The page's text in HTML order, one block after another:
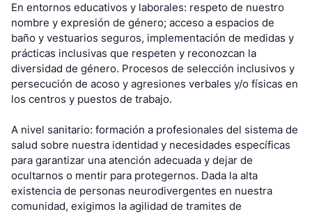
En entornos educativos y laborales: respeto de nuestro
nombre y expresión de género; acceso a espacios de
baño y vestuarios seguros, implementación de medidas y
prácticas inclusivas que respeten y reconozcan la
diversidad de género. Procesos de selección inclusivos y
persecución de acoso y agresiones verbales y/o físicas en
los centros y puestos de trabajo.
A nivel sanitario: formación a profesionales del sistema de
salud sobre nuestra identidad y necesidades específicas
para garantizar una atención adecuada y dejar de
ocultarnos o mentir para protegernos. Dada la alta
existencia de personas neurodivergentes en nuestra
comunidad, exigimos la agilidad de tramites de